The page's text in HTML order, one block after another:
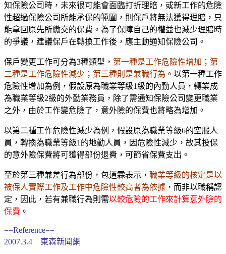
知保險公司時，未來很可能會面臨打折理賠，或新工作的危險
性超過保險公司所能承保的範圍，則保戶將無法獲得理賠，只
能拿回原先所繳交的保費。為了保障自己的權益也減少理賠時
的爭議，建議保戶在轉換工作後，應主動通知保險公司。
保戶變更工作可分為3種類型， 第一種是工作危險性增加；第
二種是工作危險性減少；第三種則是兼職行為 。以第一種工作
危險性增加為例，假設原為職業等級1級的內勤人員，轉業成
為職業等級2級的外勤業務員，除了需通知保險公司變更職業
之外，由於工作變危險了，意外險的保費也將略為增加。
以第二種工作危險性減少為例，假設原為職業等級6的空服人
員，轉換為職業等級1的地勤人員，因危險性減少，故其投保
的意外險保費將可獲得部份退費，可節省保費支出。
至於第三種兼差行為部份，包道霖表示， 職業等級的核定是以
被保人實際工作及工作中危險性較高者為依據 ，而非以職稱認
定，因此，若有兼職行為則需以較危險的工作來計算意外險的
保費 。
==Reference==
2007.3.4 東森新聞網